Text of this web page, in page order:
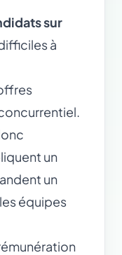
sur
à
un
un
équipes